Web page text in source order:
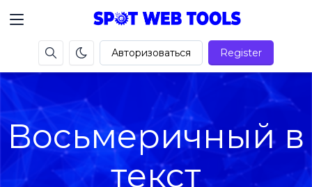
Авторизоваться Register
Восьмеричный в
текст